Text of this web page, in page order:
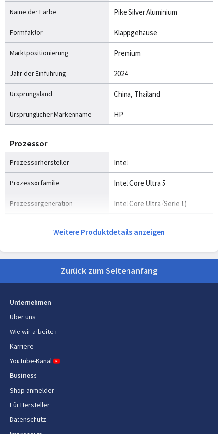
Name der Farbe Pike Silver Aluminium
Formfaktor Klappgehäuse
Marktpositionierung Premium
Jahr der Einführung 2024
Ursprungsland China, Thailand
Ursprünglicher Markenname HP
Prozessor
Prozessorhersteller Intel
Prozessorfamilie Intel Core Ultra 5
Prozessorgeneration Intel Core Ultra (Serie 1)
Prozessor Boost-Frequenz 4,3 GHz
Leistungskerne
Low Power Efficient-Core
Leistungskern maximale
Turbofrequenz
Effizienter Kern maximale
Turbofrequenz
Weitere Produktdetails anzeigen
Zurück zum Seitenanfang
Unternehmen
Über uns
Wie wir arbeiten
Karriere
YouTube-Kanal
Business
Shop anmelden
Für Hersteller
Datenschutz